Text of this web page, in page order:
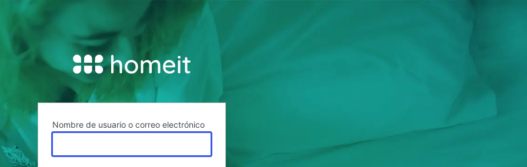
Nombre de usuario o correo electrónico